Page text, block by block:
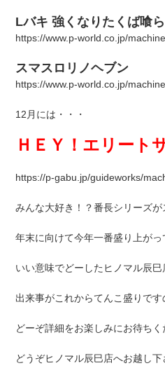
Lバキ 強くなりたくば喰
https://www.p-world.co.jp/
スマスロリノヘブン
https://www.p-world.co.jp/
12月には・・・
ＨＥＹ！エリート
https://p-gabu.jp/guideworks/
みんな大好き！？番長シリーズ
年末に向けて今年一番盛り上が
いい意味でどーしたヒノマル辰
出来事がこれからてんこ盛りです
どーぞ詳細をお楽しみにお待ち
どうぞヒノマル辰巳店へお越し